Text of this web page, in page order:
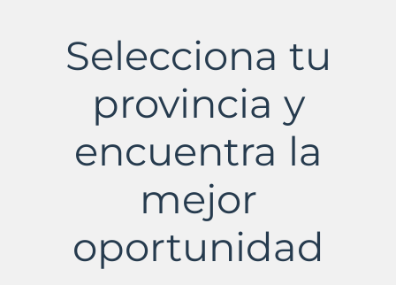
Selecciona tu
provincia y
encuentra la
mejor
oportunidad